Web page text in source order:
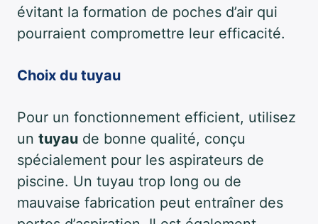
évitant la formation de poches d’air qui
pourraient compromettre leur efficacité.
Choix du tuyau
Pour un fonctionnement efficient, utilisez
un tuyau de bonne qualité, conçu
spécialement pour les aspirateurs de
piscine. Un tuyau trop long ou de
mauvaise fabrication peut entraîner des